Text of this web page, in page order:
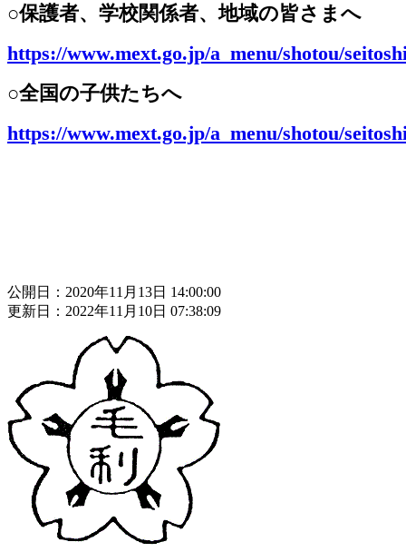
○保護者、学校関係者、地域の皆さまへ
https://www.mext.go.jp/a_menu/shotou/
○全国の子供たちへ
https://www.mext.go.jp/a_menu/shotou/
公開日：2020年11月13日 14:00:00
更新日：2022年11月10日 07:38:09